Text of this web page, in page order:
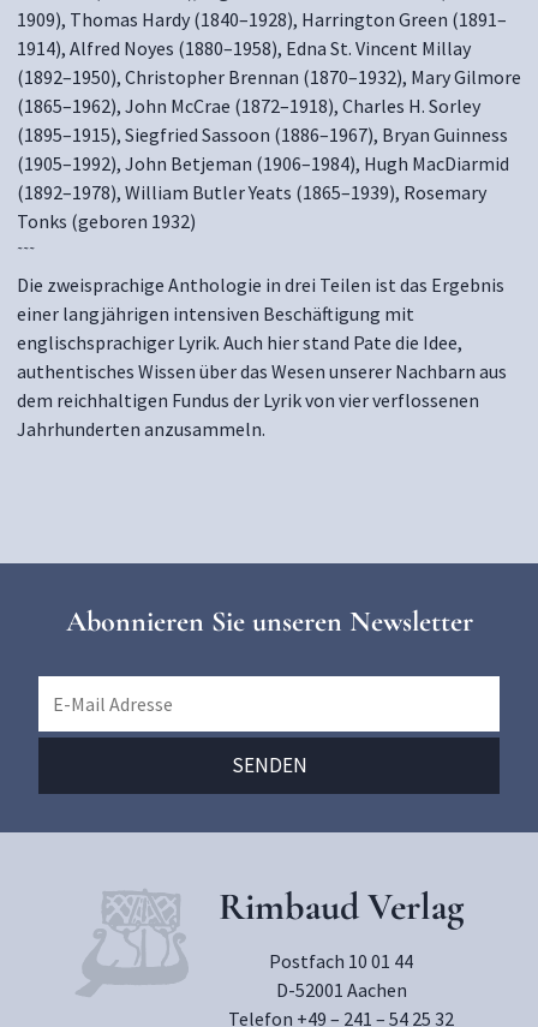
1909), Thomas Hardy (1840–1928), Harrington Green (1891–
1914), Alfred Noyes (1880–1958), Edna St. Vincent Millay
(1892–1950), Christopher Brennan (1870–1932), Mary Gilmore
(1865–1962), John McCrae (1872–1918), Charles H. Sorley
(1895–1915), Siegfried Sassoon (1886–1967), Bryan Guinness
(1905–1992), John Betjeman (1906–1984), Hugh MacDiarmid
(1892–1978), William Butler Yeats (1865–1939), Rosemary
Tonks (geboren 1932)
~~~
Die zweisprachige Anthologie in drei Teilen ist das Ergebnis
einer langjährigen intensiven Beschäftigung mit
englischsprachiger Lyrik. Auch hier stand Pate die Idee,
authentisches Wissen über das Wesen unserer Nachbarn aus
dem reichhaltigen Fundus der Lyrik von vier verflossenen
Jahrhunderten anzusammeln.
Abonnieren Sie unseren Newsletter
Rimbaud Verlag
Postfach 10 01 44
D-52001 Aachen
Telefon +49 – 241 – 54 25 32